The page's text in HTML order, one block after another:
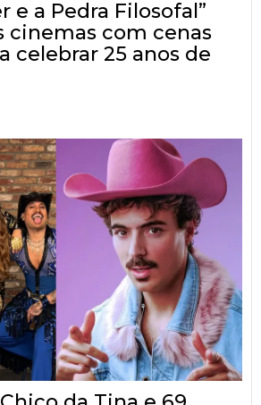
e a Pedra Filosofal”
cinemas com cenas
celebrar 25 anos de